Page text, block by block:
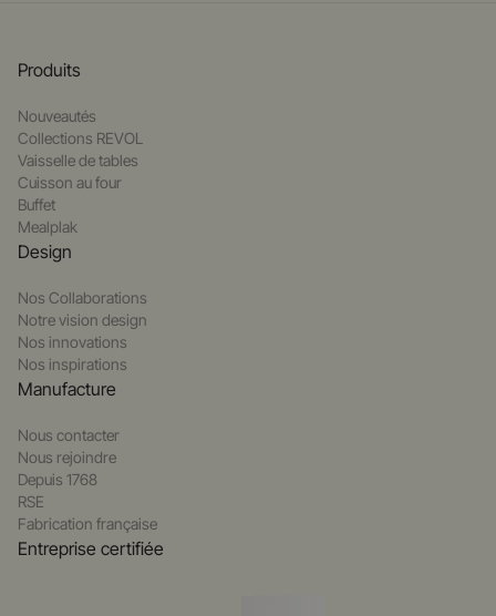
Produits
Nouveautés
Collections REVOL
Vaisselle de tables
Cuisson au four
Buffet
Mealplak
Design
Nos Collaborations
Notre vision design
Nos innovations
Nos inspirations
Manufacture
Nous contacter
Nous rejoindre
Depuis 1768
RSE
Fabrication française
Entreprise certifiée